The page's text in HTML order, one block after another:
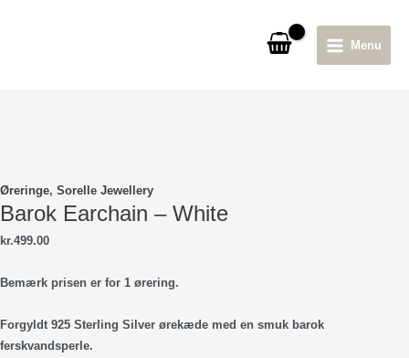
Menu
Øreringe, Sorelle Jewellery
Barok Earchain – White
kr.499.00
Bemærk prisen er for 1 ørering.
Forgyldt 925 Sterling Silver ørekæde med en smuk barok
ferskvandsperle.